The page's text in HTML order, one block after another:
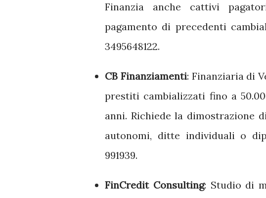
Finanzia anche cattivi
pagamento di precedenti
3495648122.
CB Finanziamenti: Finanziaria di
prestiti cambializzati fino a
anni. Richiede la dimostrazione
autonomi, ditte individuali o
991939.
FinCredit Consulting: Studio di